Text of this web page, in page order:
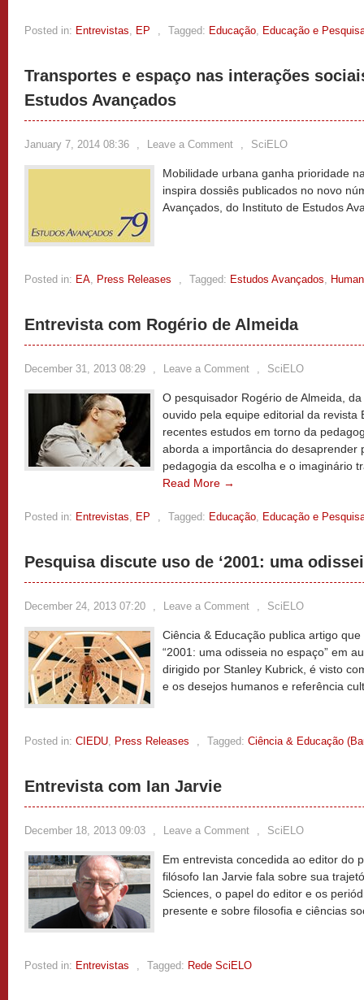
Posted in: Entrevistas, EP , Tagged: Educação, Educação e
Transportes e espaço nas interações
Estudos Avançados
January 7, 2014 08:36 , Leave a Comment , SciELO
Mobilidade urbana ganha prioridade
inspira dossiês publicados no novo
Avançados, do Instituto de Estudos
Posted in: EA, Press Releases , Tagged: Estudos Avançados,
Entrevista com Rogério de Almeida
December 31, 2013 08:29 , Leave a Comment , SciELO
O pesquisador Rogério de Almeida,
ouvido pela equipe editorial da revista
recentes estudos em torno da
aborda a importância do desaprender
pedagogia da escolha e o imaginário
Read More →
Posted in: Entrevistas, EP , Tagged: Educação, Educação e
Pesquisa discute uso de ‘2001: uma
December 24, 2013 07:20 , Leave a Comment , SciELO
Ciência & Educação publica artigo
“2001: uma odisseia no espaço” em
dirigido por Stanley Kubrick, é visto
e os desejos humanos e referência
Posted in: CIEDU, Press Releases , Tagged: Ciência & Educação
Entrevista com Ian Jarvie
December 18, 2013 09:03 , Leave a Comment , SciELO
Em entrevista concedida ao editor do
filósofo Ian Jarvie fala sobre sua
Sciences, o papel do editor e os
presente e sobre filosofia e ciências
Posted in: Entrevistas , Tagged: Rede SciELO